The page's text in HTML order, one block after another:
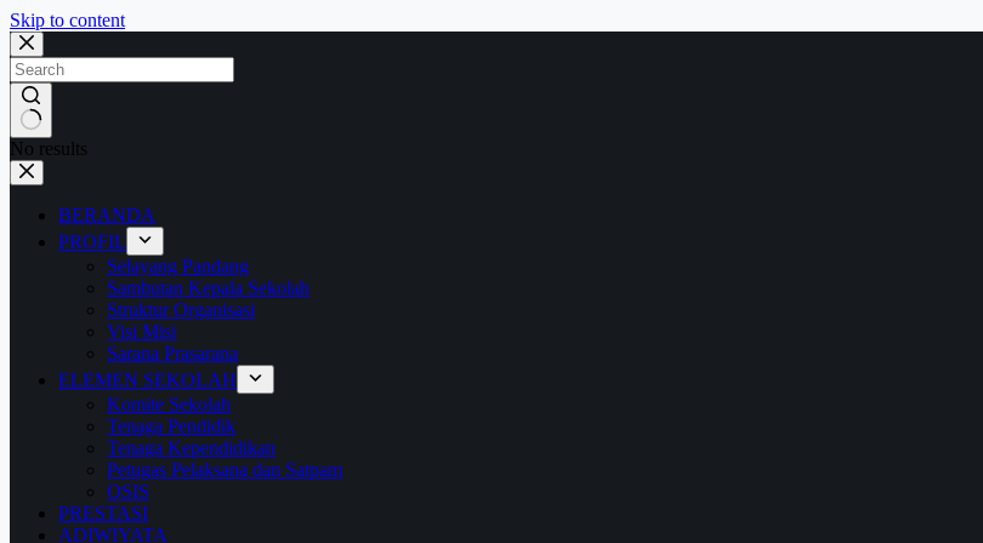
Skip to content
No results
BERANDA
PROFIL
Selayang Pandang
Sambutan Kepala Sekolah
Struktur Organisasi
Visi Misi
Sarana Prasarana
ELEMEN SEKOLAH
Komite Sekolah
Tenaga Pendidik
Tenaga Kependidikan
Petugas Pelaksana dan Satpam
OSIS
PRESTASI
ADIWIYATA